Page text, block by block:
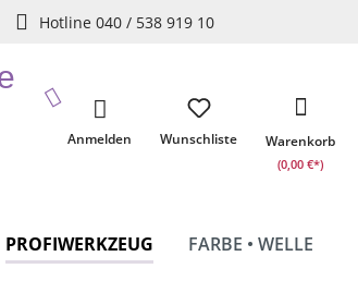
Hotline 040 / 538 919 10
Wunschliste
Anmelden Warenkorb
(0,00 €*)
PROFIWERKZEUG
FARBE • WELLE